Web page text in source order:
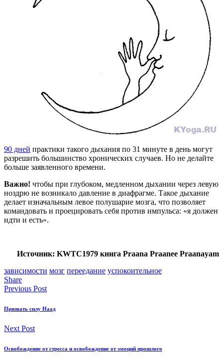
90 дней практики такого дыхания по 31 минуте в день могут
разрешить большинство хронических случаев. Но не делайте
больше заявленного времени.
Важно! чтобы при глубоком, медленном дыхании через левую
ноздрю не возникало давление в диафрагме. Такое дыхание
делает изначальным левое полушарие мозга, что позволяет
командовать и проецировать себя против импульса: «я должен
идти и есть».
Источник: KWTC1979 книга Praana Praanee Praanayam
зависимости мозг переедание успокоительное
Share
Previous Post
Призвать силу Наад
Next Post
Освобождение от стресса и освобождение от эмоций прошлого